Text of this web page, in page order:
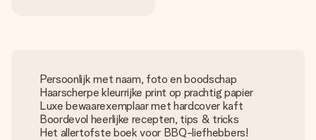
Persoonlijk met naam, foto en boodschap
Haarscherpe kleurrijke print op prachtig papier
Luxe bewaarexemplaar met hardcover kaft
Boordevol heerlijke recepten, tips & tricks
Het allertofste boek voor BBQ-liefhebbers!